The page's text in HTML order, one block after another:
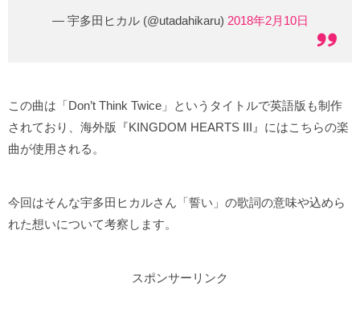
— 宇多田ヒカル (@utadahikaru) 2018年2月10日
この曲は「Don’t Think Twice」というタイトルで英語版も制作
されており、海外版『KINGDOM HEARTS III』にはこちらの楽
曲が使用される。
今回はそんな宇多田ヒカルさん「誓い」の歌詞の意味や込めら
れた想いについて考察します。
スポンサーリンク